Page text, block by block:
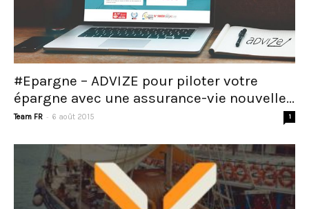
#Epargne – ADVIZE pour piloter votre
épargne avec une assurance-vie nouvelle...
Team FR - 6 août 2015 1